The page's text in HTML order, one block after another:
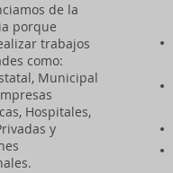
de la
porque
trabajos
como:
Municipal
Hospitales,
y